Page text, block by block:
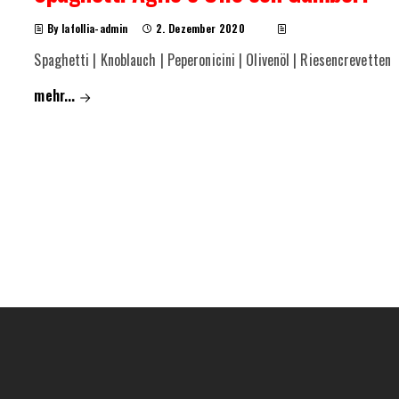
By lafollia-admin 2. Dezember 2020
Spaghetti | Knoblauch | Peperonicini | Olivenöl | Riesencrevetten
mehr...